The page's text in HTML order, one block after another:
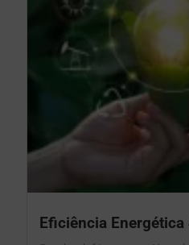
Eficiência Energética